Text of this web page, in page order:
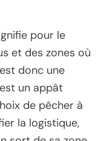
pour le
et des zones où
donc une
un appât
de pêcher à
la logistique,